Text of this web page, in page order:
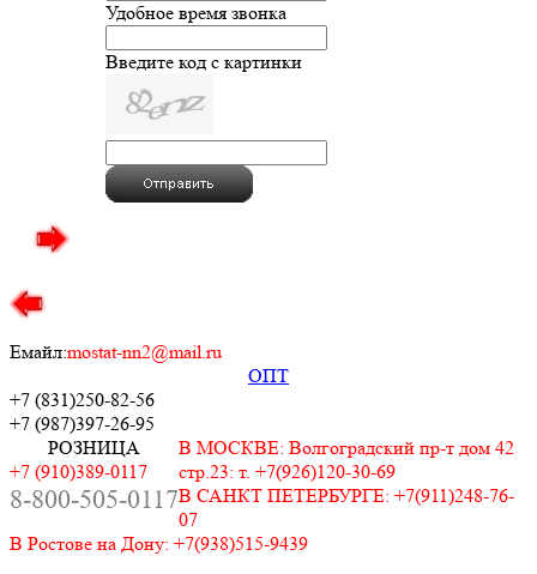
Удобное время звонка
Введите код с картинки
Емайл:mostat-nn2@mail.ru
ОПТ
+7 (831)250-82-56
+7 (987)397-26-95
РОЗНИЦА
+7 (910)389-0117
8-800-505-0117
В МОСКВЕ: Волгоградский пр-т дом 42
стр.23: т. +7(926)120-30-69
В САНКТ ПЕТЕРБУРГЕ: +7(911)248-76-
07
В Ростове на Дону: +7(938)515-9439